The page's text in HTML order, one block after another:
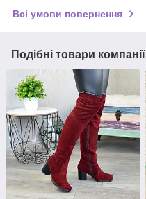
Всі умови повернення
Подібні товари компанії